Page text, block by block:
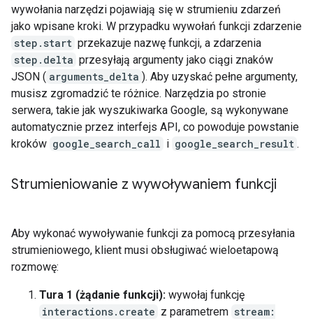
wywołania narzędzi pojawiają się w strumieniu zdarzeń
jako wpisane kroki. W przypadku wywołań funkcji zdarzenie
step.start przekazuje nazwę funkcji, a zdarzenia
step.delta przesyłają argumenty jako ciągi znaków
JSON ( arguments_delta ). Aby uzyskać pełne argumenty,
musisz zgromadzić te różnice. Narzędzia po stronie
serwera, takie jak wyszukiwarka Google, są wykonywane
automatycznie przez interfejs API, co powoduje powstanie
kroków google_search_call i google_search_result .
Strumieniowanie z wywoływaniem funkcji
Aby wykonać wywoływanie funkcji za pomocą przesyłania
strumieniowego, klient musi obsługiwać wieloetapową
rozmowę:
Tura 1 (żądanie funkcji): wywołaj funkcję
interactions.create z parametrem stream: